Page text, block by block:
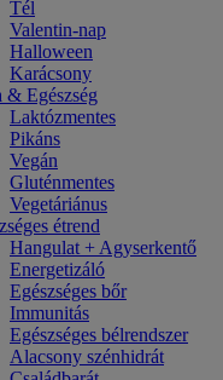
Tél
Valentin-nap
Halloween
Karácsony
& Egészség
Laktózmentes
Pikáns
Vegán
Gluténmentes
Vegetáriánus
étrend
Hangulat + Agyserkentő
Energetizáló
Egészséges bőr
Immunitás
Egészséges bélrendszer
Alacsony szénhidrát